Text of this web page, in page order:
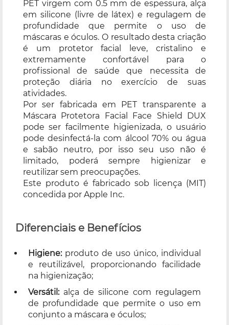
PET virgem com 0.5 mm de espessura, alça
em silicone (livre de látex) e regulagem de
profundidade que permite o uso de
máscaras e óculos. O resultado desta criação
é um protetor facial leve, cristalino e
extremamente confortável para o
profissional de saúde que necessita de
proteção diária no exercício de suas
atividades.
Por ser fabricada em PET transparente a
Máscara Protetora Facial Face Shield DUX
pode ser facilmente higienizada, o usuário
pode desinfectá-la com álcool 70% ou água
e sabão neutro, por isso seu uso não é
limitado, poderá sempre higienizar e
reutilizar sem preocupações.
Este produto é fabricado sob licença (MIT)
concedida por Apple Inc.
Diferenciais e Benefícios
Higiene:produto de uso único, individual
e reutilizável, proporcionando facilidade
na higienização;
Versátil:alça de silicone com regulagem
de profundidade que permite o uso em
conjunto a máscara e óculos;